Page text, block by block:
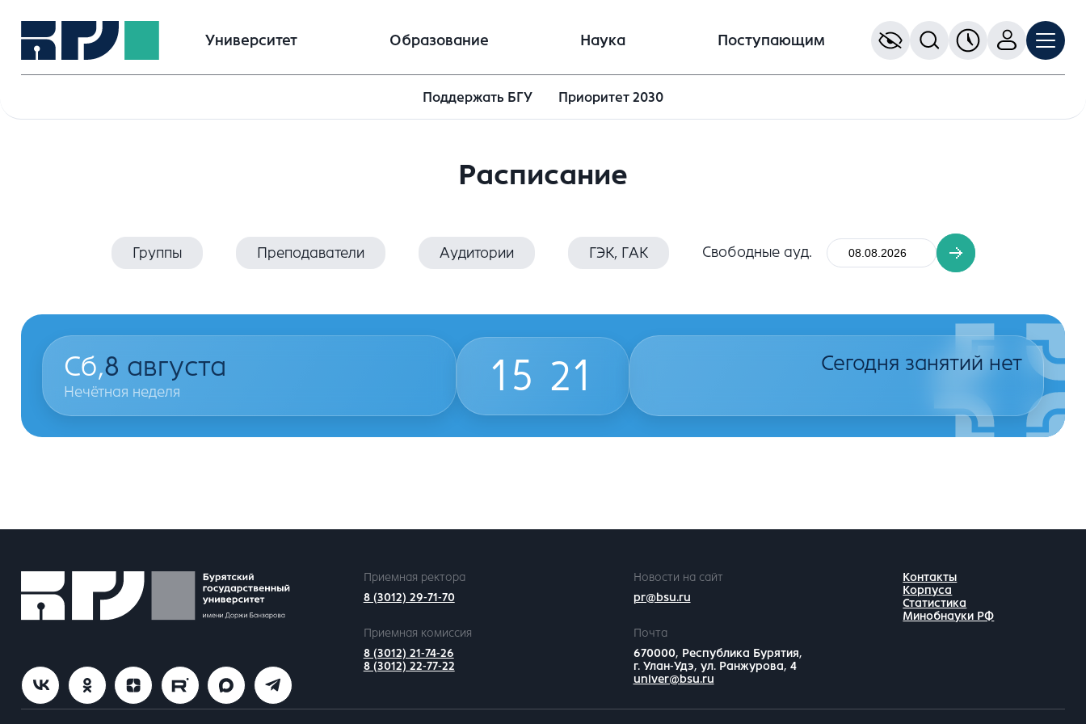
Университет Образование Наука Поступающим
Поддержать БГУ Приоритет 2030
Расписание
Группы Преподаватели Аудитории ГЭК, ГАК Свободные ауд.
Сб,8 августа
Нечётная неделя 15 21 Сегодня занятий нет
Приемная ректора
8 (3012) 29-71-70
Новости на сайт
pr@bsu.ru
Приемная комиссия
8 (3012) 21-74-26
8 (3012) 22-77-22
Почта
670000, Республика Бурятия,
г. Улан-Удэ, ул. Ранжурова, 4
univer@bsu.ru
Контакты
Корпуса
Статистика
Минобнауки РФ